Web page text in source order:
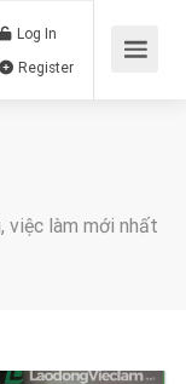
Log In
việc làm mới nhất